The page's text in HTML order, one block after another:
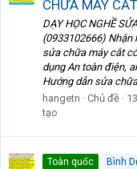
CHỮA MÁY
DẠY HỌC NGHỀ
(0933102666) Nhận
sửa chữa máy cắt
dụng An toàn điện,
Hướng dẫn sửa
hangetn
Chủ đề
tạo
Toàn quốc Bình